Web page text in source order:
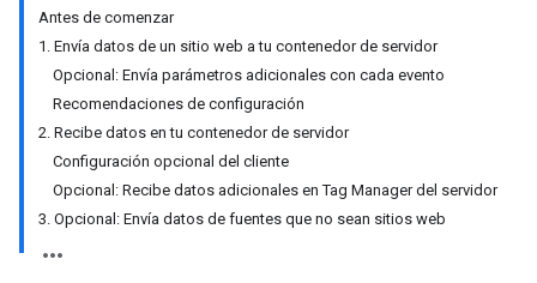
Antes de comenzar
1. Envía datos de un sitio web a tu contenedor de servidor
Opcional: Envía parámetros adicionales con cada evento
Recomendaciones de configuración
2. Recibe datos en tu contenedor de servidor
Configuración opcional del cliente
Opcional: Recibe datos adicionales en Tag Manager del servidor
3. Opcional: Envía datos de fuentes que no sean sitios web